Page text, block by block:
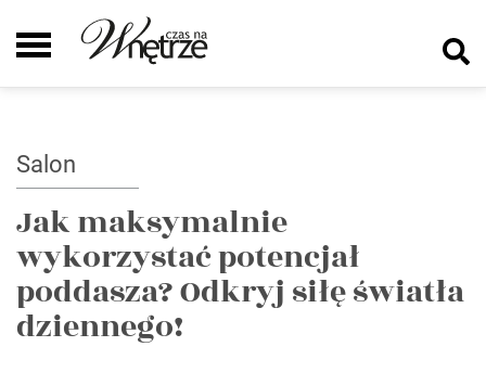
Salon
Jak maksymalnie
wykorzystać potencjał
poddasza? Odkryj siłę światła
dziennego!